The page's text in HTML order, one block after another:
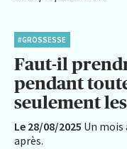
#GROSSESSE
Faut-il
pendant
seulement
Le 28/08/2025 Un mois
après.